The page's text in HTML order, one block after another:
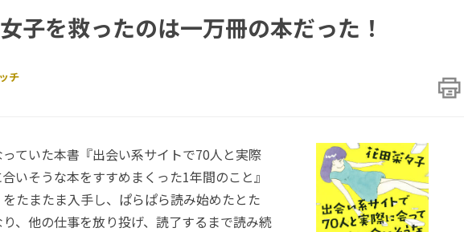
子を救ったのは一万冊の本だった！
チ
ていた本書『出会い系サイトで70人と実際
いそうな本をすすめまくった1年間のこと』
をたまたま入手し、ぱらぱら読み始めたとた
、他の仕事を放り投げ、読了するまで読み続